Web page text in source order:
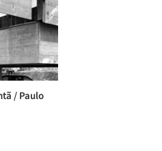
/ Paulo